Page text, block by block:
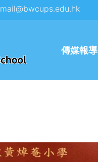
mail@bwcups.edu.hk
傳媒報導